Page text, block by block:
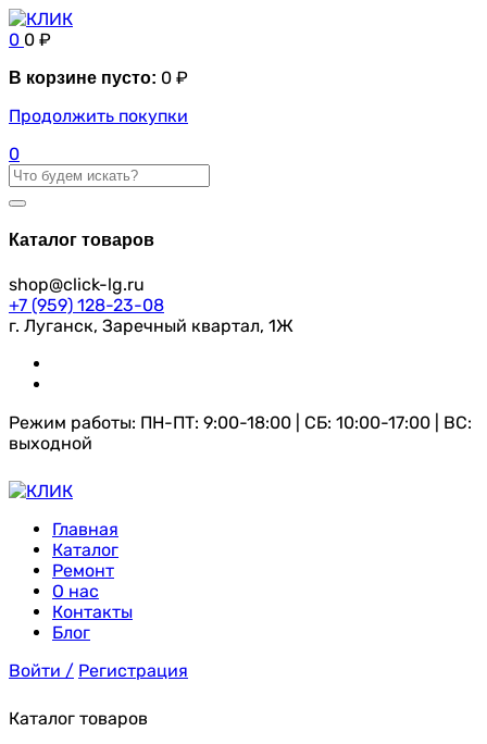
0 0 ₽
В корзине пусто: 0 ₽
Продолжить покупки
0
Каталог товаров
shop@click-lg.ru
+7 (959) 128-23-08
г. Луганск, Заречный квартал, 1Ж
Режим работы: ПН-ПТ: 9:00-18:00 | СБ: 10:00-17:00 | ВС:
выходной
Главная
Каталог
Ремонт
О нас
Контакты
Блог
Войти / Регистрация
Каталог товаров